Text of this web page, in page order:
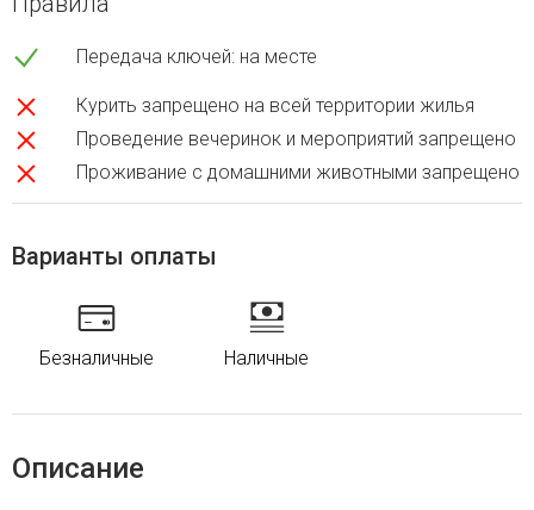
Передача ключей: на месте
Курить запрещено на всей территории жилья
Проведение вечеринок и мероприятий запрещено
Проживание с домашними животными запрещено
Варианты оплаты
Безналичные Наличные
Описание